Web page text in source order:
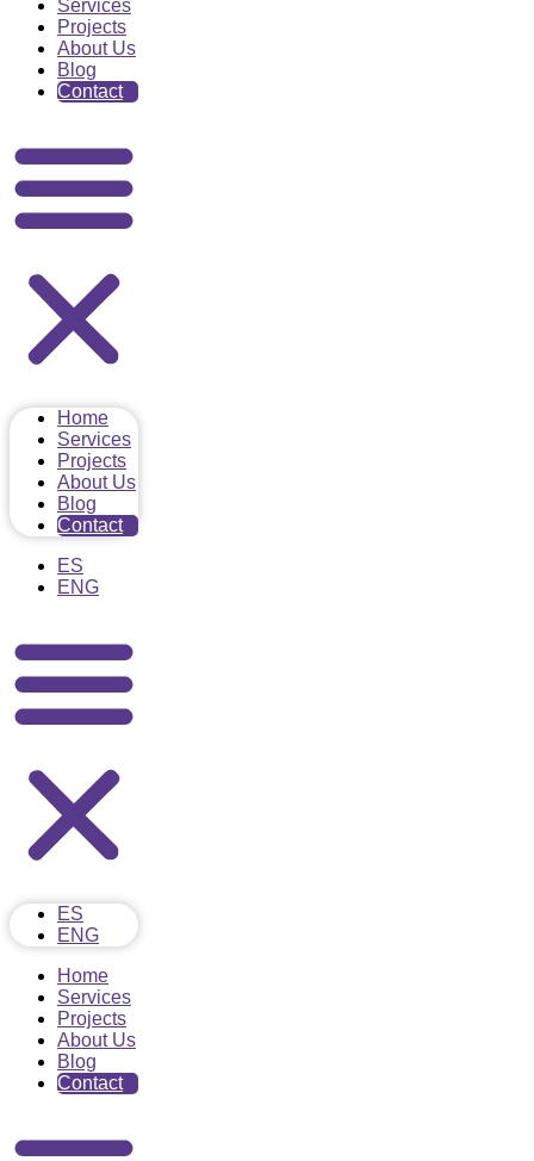
Services
Projects
About Us
Blog
Contact
Home
Services
Projects
About Us
Blog
Contact
ES
ENG
ES
ENG
Home
Services
Projects
About Us
Blog
Contact